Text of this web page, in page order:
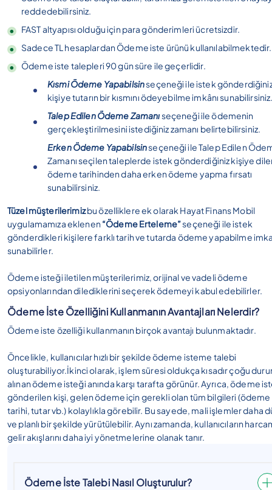
reddedebilirsiniz.
FAST altyapısı olduğu için para gönderimleri ücretsizdir.
Sadece TL hesaplardan Ödeme iste ürünü kullanılabilmektedir.
Ödeme iste talepleri 90 gün süre ile geçerlidir.
Kısmi Ödeme Yapabilsinseçeneği ile istek
kişiye tutarın bir kısmını ödeyebilme imkânı
Talep Edilen Ödeme Zamanıseçeneği ile ödemenin
gerçekleştirilmesini istediğiniz zamanı belirtebilirsiniz.
Erken Ödeme Yapabilsinseçeneği ile Talep Edilen
Zamanı seçilen taleplerde istek gönderdiğiniz kişiye
ödeme tarihinden daha erken ödeme yapma fırsatı
sunabilirsiniz.
Tüzel müşterilerimizbu özelliklere ek olarak Hayat Finans Mobil
uygulamamıza eklenen “Ödeme Erteleme”seçeneği ile istek
gönderdikleri kişilere farklı tarih ve tutarda ödeme yapabilme
sunabilirler.
Ödeme isteği iletilen müşterilerimiz, orijinal ve vadeli ödeme
opsiyonlarından dilediklerini seçerek ödemeyi kabul edebilirler.
Ödeme İste Özelliğini Kullanmanın Avantajları Nelerdir?
Ödeme iste özelliği kullanmanın birçok avantajı bulunmaktadır.
Öncelikle, kullanıcılar hızlı bir şekilde ödeme isteme talebi
oluşturabiliyor.İkinci olarak, işlem süresi oldukça kısadır çoğu
alınan ödeme isteği anında karşı tarafta görünür. Ayrıca, ödeme
gönderilen kişi, gelen ödeme için gerekli olan tüm bilgileri (ödeme
tarihi, tutar vb.) kolaylıkla görebilir. Bu sayede, mali işlemler daha
ve planlı bir şekilde yürütülebilir. Aynı zamanda, kullanıcıların
gelir akışlarını daha iyi yönetmelerine olanak tanır.
Ödeme İste Talebi Nasıl Oluşturulur?